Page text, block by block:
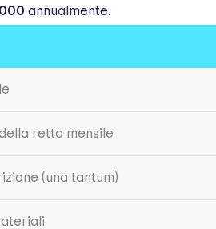
annualmente.
retta mensile
(una tantum)